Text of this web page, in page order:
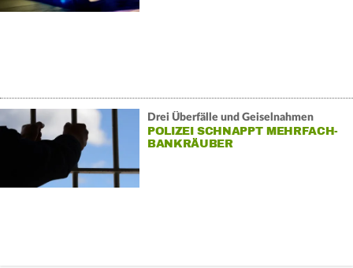
Drei Überfälle und Geiselnahmen
POLIZEI SCHNAPPT MEHRFACH-
BANKRÄUBER